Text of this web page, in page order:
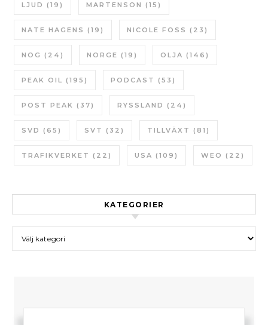
LJUD (19) MARTENSON (15)
NATE HAGENS (19) NICOLE FOSS (23)
NOG (24) NORGE (19) OLJA (146)
PEAK OIL (195) PODCAST (53)
POST PEAK (37) RYSSLAND (24)
SVD (65) SVT (32) TILLVÄXT (81)
TRAFIKVERKET (22) USA (109) WEO (22)
KATEGORIER